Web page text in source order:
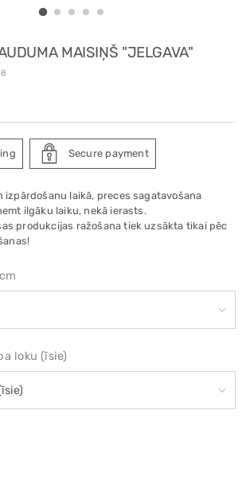
MAISIŅŠ "JELGAVA"
Secure payment
izpārdošanu laikā, preces sagatavošana
ilgāku laiku, nekā ierasts.
produkcijas ražošana tiek uzsākta tikai pēc
loku (īsie)